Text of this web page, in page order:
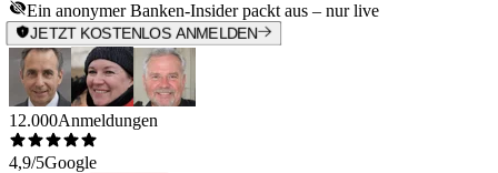
Ein anonymer Banken-Insider packt aus – nur live
JETZT KOSTENLOS ANMELDEN
12.000Anmeldungen
4,9/5Google